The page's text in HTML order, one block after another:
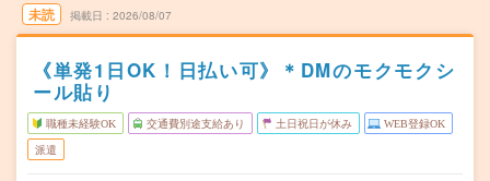
未読 掲載日 2026/08/07
《単発1日OK！日払い可》＊DMのモクモクシ
ール貼り
職種未経験OK 交通費別途支給あり 土日祝日が休み WEB登録OK
派遣